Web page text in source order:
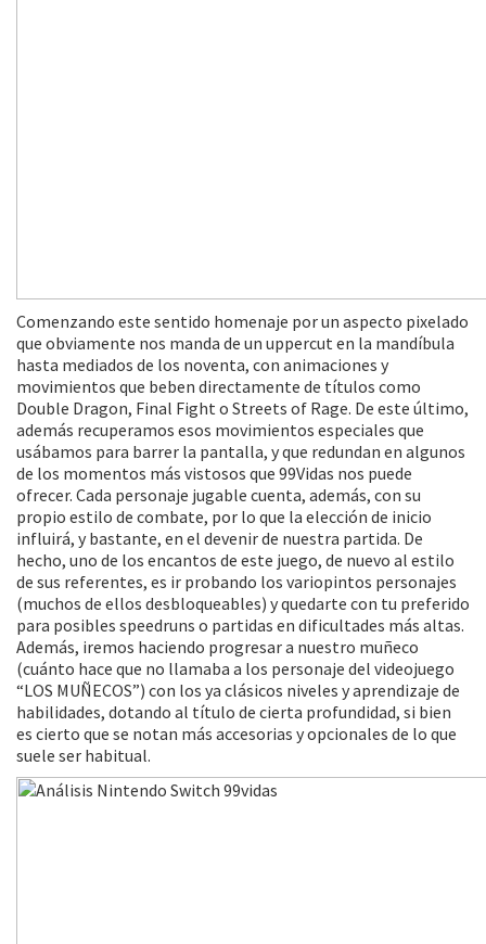
Comenzando este sentido homenaje por un aspecto pixelado
que obviamente nos manda de un uppercut en la mandíbula
hasta mediados de los noventa, con animaciones y
movimientos que beben directamente de títulos como
Double Dragon, Final Fight o Streets of Rage. De este último,
además recuperamos esos movimientos especiales que
usábamos para barrer la pantalla, y que redundan en algunos
de los momentos más vistosos que 99Vidas nos puede
ofrecer. Cada personaje jugable cuenta, además, con su
propio estilo de combate, por lo que la elección de inicio
influirá, y bastante, en el devenir de nuestra partida. De
hecho, uno de los encantos de este juego, de nuevo al estilo
de sus referentes, es ir probando los variopintos personajes
(muchos de ellos desbloqueables) y quedarte con tu preferido
para posibles speedruns o partidas en dificultades más altas.
Además, iremos haciendo progresar a nuestro muñeco
(cuánto hace que no llamaba a los personaje del videojuego
“LOS MUÑECOS”) con los ya clásicos niveles y aprendizaje de
habilidades, dotando al título de cierta profundidad, si bien
es cierto que se notan más accesorias y opcionales de lo que
suele ser habitual.